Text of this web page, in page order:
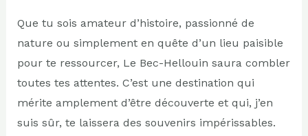
Que tu sois amateur d’histoire, passionné de
nature ou simplement en quête d’un lieu paisible
pour te ressourcer, Le Bec-Hellouin saura combler
toutes tes attentes. C’est une destination qui
mérite amplement d’être découverte et qui, j’en
suis sûr, te laissera des souvenirs impérissables.